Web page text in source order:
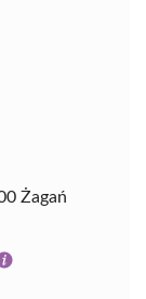
Żagań